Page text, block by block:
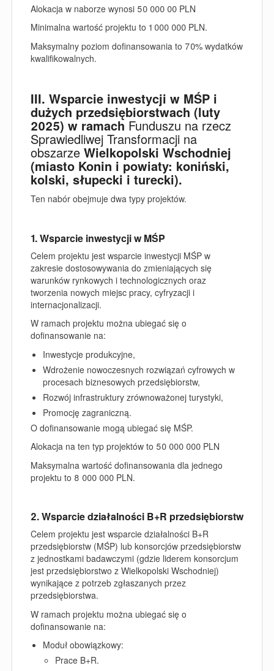
Alokacja w naborze wynosi 50 000 00 PLN
Minimalna wartość projektu to 1 000 000 PLN.
Maksymalny poziom dofinansowania to 70% wydatków
kwalifikowalnych.
III. Wsparcie inwestycji w MŚP i
dużych przedsiębiorstwach (luty
2025) w ramach Funduszu na rzecz
Sprawiedliwej Transformacji na
obszarze Wielkopolski Wschodniej
(miasto Konin i powiaty: koniński,
kolski, słupecki i turecki).
Ten nabór obejmuje dwa typy projektów.
1. Wsparcie inwestycji w MŚP
Celem projektu jest wsparcie inwestycji MŚP w
zakresie dostosowywania do zmieniających się
warunków rynkowych i technologicznych oraz
tworzenia nowych miejsc pracy, cyfryzacji i
internacjonalizacji.
W ramach projektu można ubiegać się o
dofinansowanie na:
Inwestycje produkcyjne,
Wdrożenie nowoczesnych rozwiązań cyfrowych w
procesach biznesowych przedsiębiorstw,
Rozwój infrastruktury zrównoważonej turystyki,
Promocję zagraniczną.
O dofinansowanie mogą ubiegać się MŚP.
Alokacja na ten typ projektów to 50 000 000 PLN
Maksymalna wartość dofinansowania dla jednego
projektu to 8 000 000 PLN.
2. Wsparcie działalności B+R przedsiębiorstw
Celem projektu jest wsparcie działalności B+R
przedsiębiorstw (MŚP) lub konsorcjów przedsiębiorstw
z jednostkami badawczymi (gdzie liderem konsorcjum
jest przedsiębiorstwo z Wielkopolski Wschodniej)
wynikające z potrzeb zgłaszanych przez
przedsiębiorstwa.
W ramach projektu można ubiegać się o
dofinansowanie na:
Moduł obowiązkowy:
Prace B+R.